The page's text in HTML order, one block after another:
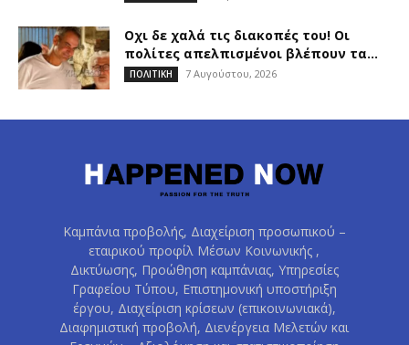
Οχι δε χαλά τις διακοπές του! Οι
πολίτες απελπισμένοι βλέπουν τα...
ΠΟΛΙΤΙΚΗ 7 Αυγούστου, 2026
Καμπάνια προβολής, Διαχείριση προσωπικού –
εταιρικού προφίλ Μέσων Κοινωνικής ,
Δικτύωσης, Προώθηση καμπάνιας, Υπηρεσίες
Γραφείου Τύπου, Επιστημονική υποστήριξη
έργου, Διαχείριση κρίσεων (επικοινωνιακά),
Διαφημιστική προβολή, Διενέργεια Μελετών και